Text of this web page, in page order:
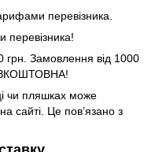
перевізника.
перевізника!
грн. Замовлення від 1000
чи пляшках може
сайті. Це пов’язано з